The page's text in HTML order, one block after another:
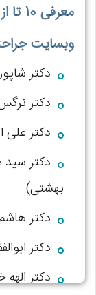
وبسایت
دکتر
دکتر
دکتر علی
دکتر سید
بهشتی)
دکتر
دکتر
دکتر